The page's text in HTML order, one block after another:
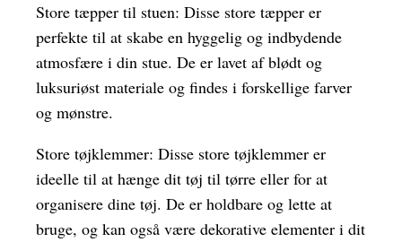
Store tæpper til stuen: Disse store tæpper er
perfekte til at skabe en hyggelig og indbydende
atmosfære i din stue. De er lavet af blødt og
luksuriøst materiale og findes i forskellige farver
og mønstre.
Store tøjklemmer: Disse store tøjklemmer er
ideelle til at hænge dit tøj til tørre eller for at
organisere dine tøj. De er holdbare og lette at
bruge, og kan også være dekorative elementer i dit